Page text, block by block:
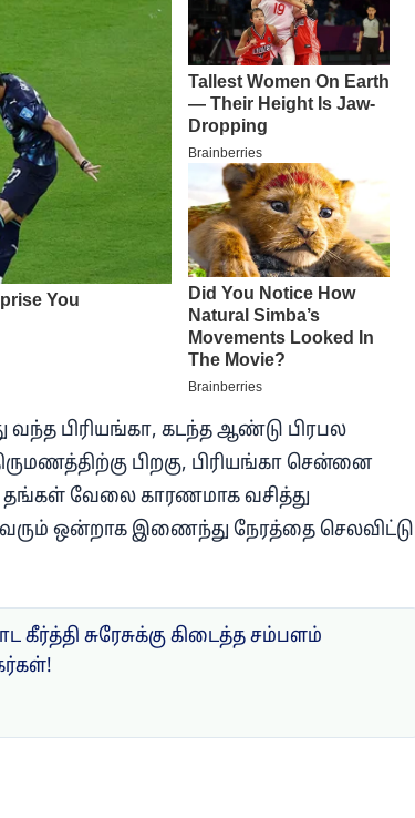
பிரியங்கா, கடந்த ஆண்டு பிரபல
பிறகு, பிரியங்கா சென்னை
வேலை காரணமாக வசித்து
ஒன்றாக இணைந்து நேரத்தை செலவிட்டு
கீர்த்தி சுரேசுக்கு கிடைத்த சம்பளம்